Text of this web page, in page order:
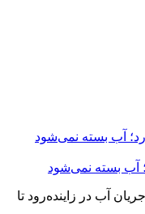
آب در زاینده‌رود تا